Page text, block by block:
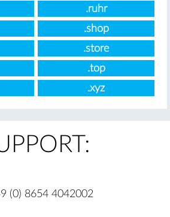
.ruhr
.shop
.store
.top
.xyz
(0) 8654 4042002